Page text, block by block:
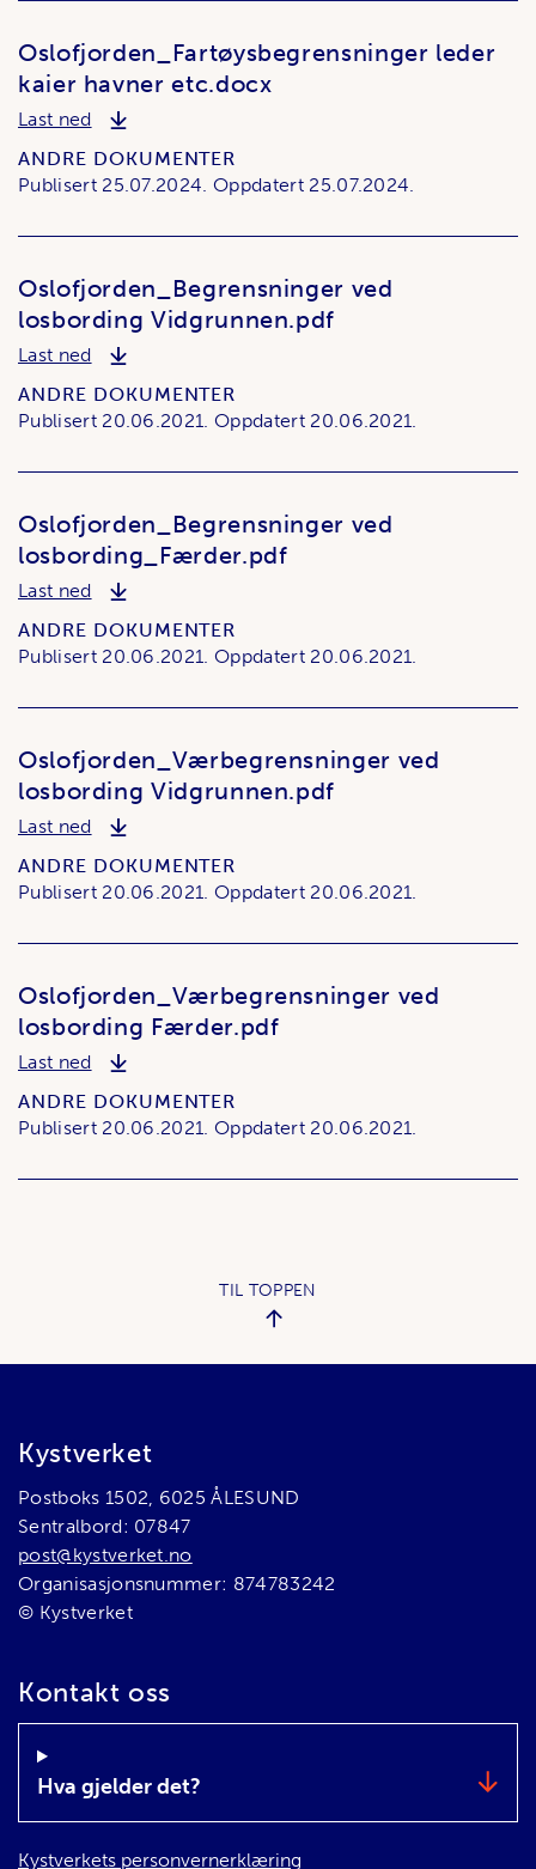
Oslofjorden_Fartøysbegrensninger leder
kaier havner etc.docx
Last nedOslofjorden_Fartøysbegrensninger leder kaier
ANDRE DOKUMENTER
Publisert 25.07.2024.Oppdatert 25.07.2024.
Oslofjorden_Begrensninger ved
losbording Vidgrunnen.pdf
Last nedOslofjorden_Begrensninger ved losbording
ANDRE DOKUMENTER
Publisert 20.06.2021.Oppdatert 20.06.2021.
Oslofjorden_Begrensninger ved
losbording_Færder.pdf
Last nedOslofjorden_Begrensninger ved
ANDRE DOKUMENTER
Publisert 20.06.2021.Oppdatert 20.06.2021.
Oslofjorden_Værbegrensninger ved
losbording Vidgrunnen.pdf
Last nedOslofjorden_Værbegrensninger ved losbording
ANDRE DOKUMENTER
Publisert 20.06.2021.Oppdatert 20.06.2021.
Oslofjorden_Værbegrensninger ved
losbording Færder.pdf
Last nedOslofjorden_Værbegrensninger ved losbording
ANDRE DOKUMENTER
Publisert 20.06.2021.Oppdatert 20.06.2021.
TIL TOPPEN
Bunnområde
Kystverket
Postboks 1502, 6025 ÅLESUND
Sentralbord: 07847
post@kystverket.no
Organisasjonsnummer: 874783242
© Kystverket
Kontakt oss
Hva gjelder det?
Kystverkets personvernerklæring